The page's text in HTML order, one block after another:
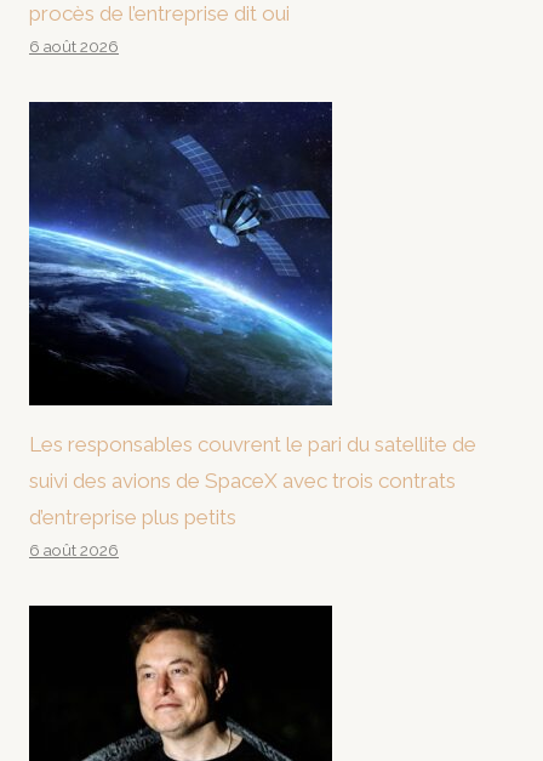
procès de l’entreprise dit oui
6 août 2026
Les responsables couvrent le pari du satellite de
suivi des avions de SpaceX avec trois contrats
d’entreprise plus petits
6 août 2026